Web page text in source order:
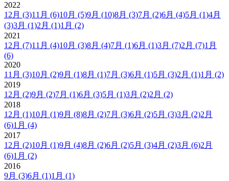
2022
12月 (3)11月 (6)10月 (5)9月 (10)8月 (3)7月 (2)6月 (4)5月 (1)4月
(3)3月 (1)2月 (1)1月 (2)
2021
12月 (7)11月 (4)10月 (3)8月 (4)7月 (1)6月 (1)3月 (7)2月 (7)1月
(6)
2020
11月 (3)10月 (2)9月 (1)8月 (1)7月 (3)6月 (1)5月 (3)2月 (1)1月 (2)
2019
12月 (2)9月 (2)7月 (1)6月 (3)5月 (1)3月 (2)2月 (2)
2018
12月 (1)10月 (1)9月 (8)8月 (2)7月 (3)6月 (2)5月 (3)3月 (2)2月
(6)1月 (4)
2017
12月 (2)10月 (1)9月 (4)8月 (2)6月 (2)5月 (3)4月 (2)3月 (6)2月
(6)1月 (2)
2016
9月 (3)6月 (1)1月 (1)